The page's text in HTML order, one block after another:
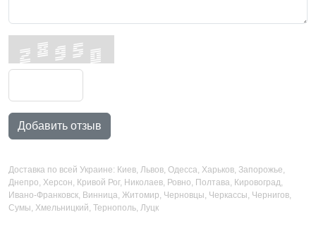
Добавить отзыв
Доставка по всей Украине: Киев, Львов, Одесса, Харьков, Запорожье,
Днепро, Херсон, Кривой Рог, Николаев, Ровно, Полтава, Кировоград,
Ивано-Франковск, Винница, Житомир, Черновцы, Черкассы, Чернигов,
Сумы, Хмельницкий, Тернополь, Луцк